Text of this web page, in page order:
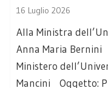
16 Luglio 2026
Alla Ministra
Anna Maria Bernini
Ministero
Mancini Oggetto: